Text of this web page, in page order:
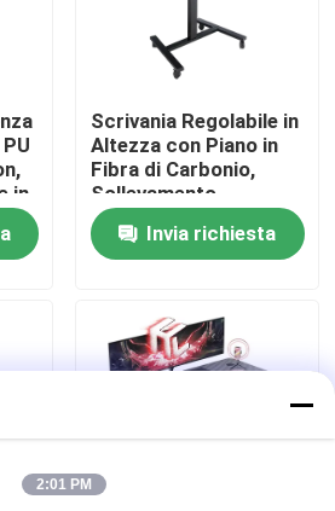
metallici
in
Scrivania Regolabile in
Altezza con Piano in
Fibra di Carbonio,
Sollevamento
Pneumatico, Base in
AcciaioInvia richiesta
2:01 PM